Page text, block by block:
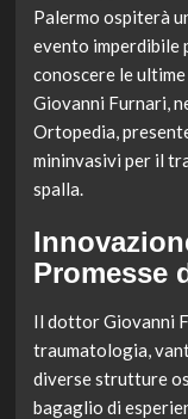
Palermo ospiterà
evento imperdibile
conoscere le
Giovanni Furnari,
Ortopedia,
mininvasivi per il
spalla.
Promesse
Il dottor Giovanni
traumatologia,
diverse strutture
bagaglio di